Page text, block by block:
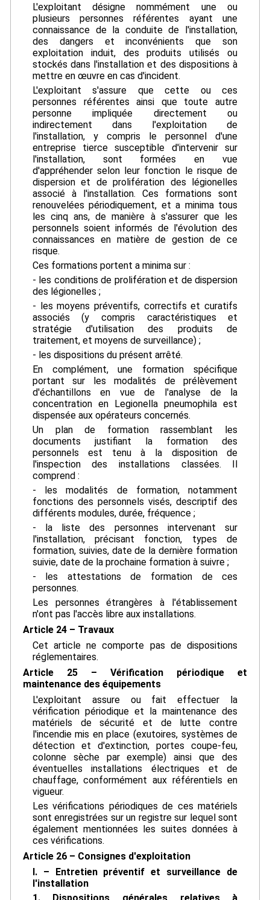
L'exploitant désigne nommément une ou
plusieurs personnes référentes ayant une
connaissance de la conduite de l'installation,
des dangers et inconvénients que son
exploitation induit, des produits utilisés ou
stockés dans l'installation et des dispositions à
mettre en œuvre en cas d'incident.
L'exploitant s'assure que cette ou ces
personnes référentes ainsi que toute autre
personne impliquée directement ou
indirectement dans l'exploitation de
l'installation, y compris le personnel d'une
entreprise tierce susceptible d'intervenir sur
l'installation, sont formées en vue
d'appréhender selon leur fonction le risque de
dispersion et de prolifération des légionelles
associé à l'installation. Ces formations sont
renouvelées périodiquement, et a minima tous
les cinq ans, de manière à s'assurer que les
personnels soient informés de l'évolution des
connaissances en matière de gestion de ce
risque.
Ces formations portent a minima sur :
- les conditions de prolifération et de dispersion
des légionelles ;
- les moyens préventifs, correctifs et curatifs
associés (y compris caractéristiques et
stratégie d'utilisation des produits de
traitement, et moyens de surveillance) ;
- les dispositions du présent arrêté.
En complément, une formation spécifique
portant sur les modalités de prélèvement
d'échantillons en vue de l'analyse de la
concentration en Legionella pneumophila est
dispensée aux opérateurs concernés.
Un plan de formation rassemblant les
documents justifiant la formation des
personnels est tenu à la disposition de
l'inspection des installations classées. Il
comprend :
- les modalités de formation, notamment
fonctions des personnels visés, descriptif des
différents modules, durée, fréquence ;
- la liste des personnes intervenant sur
l'installation, précisant fonction, types de
formation, suivies, date de la dernière formation
suivie, date de la prochaine formation à suivre ;
- les attestations de formation de ces
personnes.
Les personnes étrangères à l'établissement
n'ont pas l'accès libre aux installations.
Article 24 – Travaux
Cet article ne comporte pas de dispositions
réglementaires.
Article 25 – Vérification périodique et
maintenance des équipements
L'exploitant assure ou fait effectuer la
vérification périodique et la maintenance des
matériels de sécurité et de lutte contre
l'incendie mis en place (exutoires, systèmes de
détection et d'extinction, portes coupe-feu,
colonne sèche par exemple) ainsi que des
éventuelles installations électriques et de
chauffage, conformément aux référentiels en
vigueur.
Les vérifications périodiques de ces matériels
sont enregistrées sur un registre sur lequel sont
également mentionnées les suites données à
ces vérifications.
Article 26 – Consignes d'exploitation
I. – Entretien préventif et surveillance de
l'installation
1. Dispositions générales relatives à